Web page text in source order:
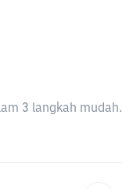
3 langkah mudah.